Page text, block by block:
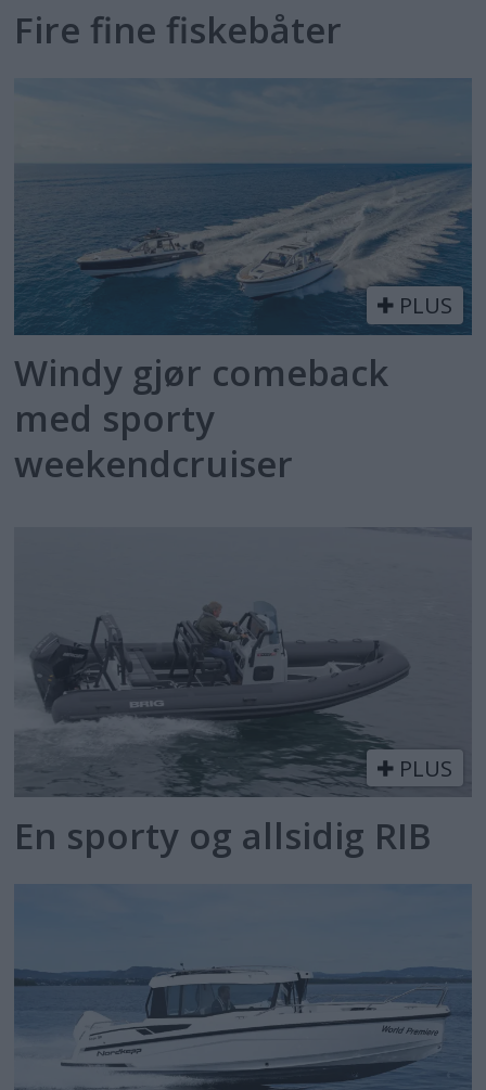
Fire fine fiskebåter
PLUS
Windy gjør comeback
med sporty
weekendcruiser
PLUS
En sporty og allsidig RIB